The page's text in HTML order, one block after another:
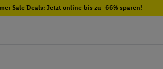
Sale Deals: Jetzt online bis zu -66% sparen!